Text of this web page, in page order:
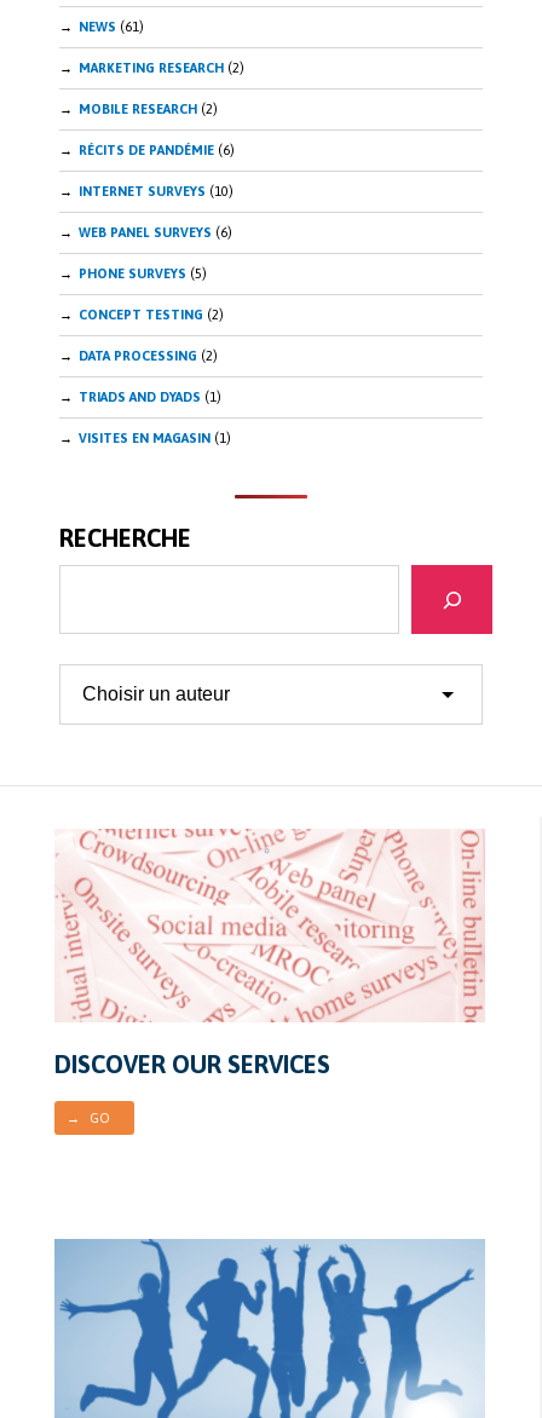
NEWS (61)
MARKETING RESEARCH (2)
MOBILE RESEARCH (2)
RÉCITS DE PANDÉMIE (6)
INTERNET SURVEYS (10)
WEB PANEL SURVEYS (6)
PHONE SURVEYS (5)
CONCEPT TESTING (2)
DATA PROCESSING (2)
TRIADS AND DYADS (1)
VISITES EN MAGASIN (1)
RECHERCHE
DISCOVER OUR SERVICES
→ GO